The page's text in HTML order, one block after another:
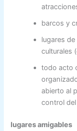
barcos y
lugares
culturales
todo acto
abierto al
control
lugares amigables